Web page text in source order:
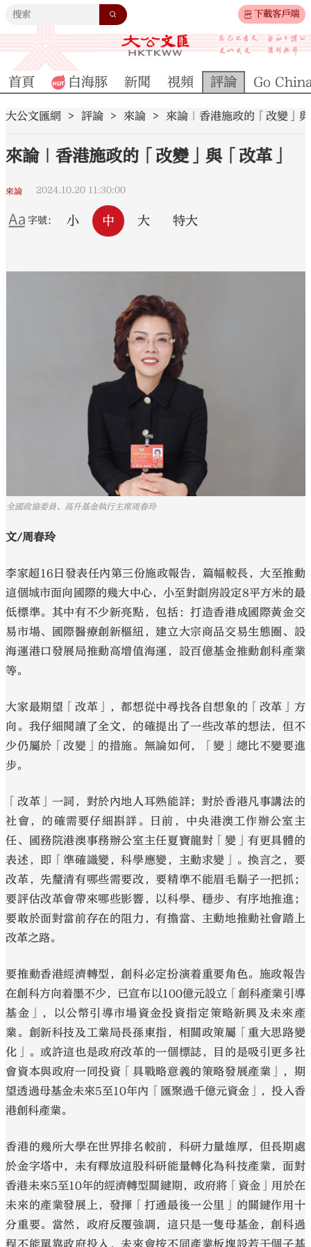
下載客戶端
大公文匯
首頁 白海豚 新聞 視頻 評論 Go
大公文匯網 評論 來論 來論｜香港施政的「改變」
來論｜香港施政的「改變」與「改革」
來論 2024.10.20 11:30:00
字號： 小 中 大 特大
全國政協委員、高升基金執行主席周春玲
文/周春玲
李家超16日發表任內第三份施政報告，篇幅較長，大至推動
這個城市面向國際的幾大中心，小至對劏房設定8平方米的最
低標準。其中有不少新亮點，包括：打造香港成國際黃金交
易市場、國際醫療創新樞紐，建立大宗商品交易生態圈、設
海運港口發展局推動高增值海運，設百億基金推動創科產業
等。
大家最期望「改革」，都想從中尋找各自想象的「改革」方
向。我仔細閱讀了全文，的確提出了一些改革的想法，但不
少仍屬於「改變」的措施。無論如何，「變」總比不變要進
步。
「改革」一詞，對於內地人耳熟能詳；對於香港凡事講法的
社會，的確需要仔細斟詳。日前，中央港澳工作辦公室主
任、國務院港澳事務辦公室主任夏寶龍對「變」有更具體的
表述，即「準確識變，科學應變，主動求變」。換言之，要
改革，先釐清有哪些需要改，要精準不能眉毛鬍子一把抓；
要評估改革會帶來哪些影響，以科學、穩步、有序地推進；
要敢於面對當前存在的阻力，有擔當、主動地推動社會踏上
改革之路。
要推動香港經濟轉型，創科必定扮演着重要角色。施政報告
在創科方向着墨不少，已宣布以100億元設立「創科產業引導
基金」，以公幣引導市場資金投資指定策略新興及未來產
業。創新科技及工業局長孫東指，相關政策屬「重大思路變
化」。或許這也是政府改革的一個標誌，目的是吸引更多社
會資本與政府一同投資「具戰略意義的策略發展產業」，期
望透過母基金未來5至10年內「匯聚過千億元資金」，投入香
港創科產業。
香港的幾所大學在世界排名較前，科研力量雄厚，但長期處
於金字塔中，未有釋放這股科研能量轉化為科技產業，面對
香港未來5至10年的經濟轉型關鍵期，政府將「資金」用於在
未來的產業發展上，發揮「打通最後一公里」的關鍵作用十
分重要。當然，政府反覆強調，這只是一隻母基金，創科過
程不能單靠政府投入，未來會按不同產業板塊設若干個子基